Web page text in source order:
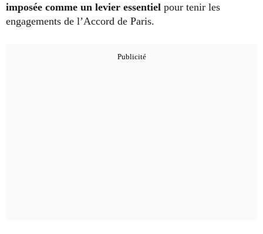
imposée comme un levier essentiel pour tenir les
engagements de l’Accord de Paris.